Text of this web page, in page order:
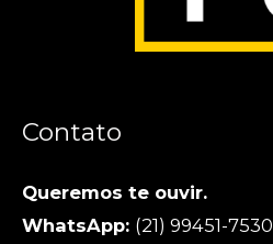
Contato
Queremos te ouvir.
WhatsApp: (21) 99451-7530